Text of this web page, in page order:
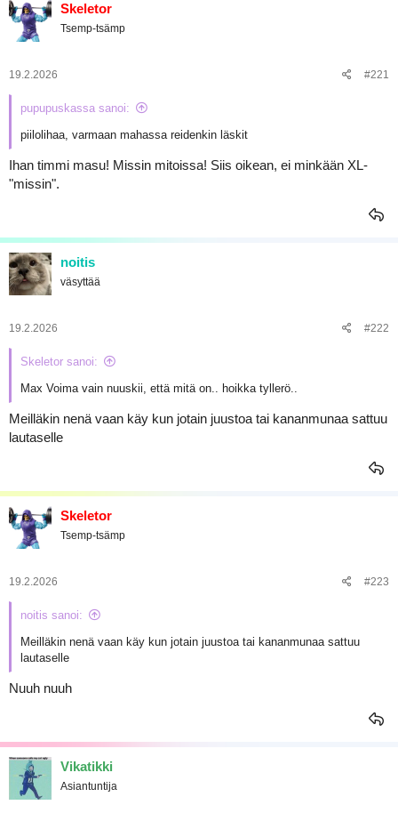
Skeletor
Tsemp-tsämp
19.2.2026 #221
pupupuskassa sanoi:
piilolihaa, varmaan mahassa reidenkin läskit
Ihan timmi masu! Missin mitoissa! Siis oikean, ei minkään XL-
"missin".
noitis
väsyttää
19.2.2026 #222
Skeletor sanoi:
Max Voima vain nuuskii, että mitä on.. hoikka tyllerö..
Meilläkin nenä vaan käy kun jotain juustoa tai kananmunaa sattuu
lautaselle
Skeletor
Tsemp-tsämp
19.2.2026 #223
noitis sanoi:
Meilläkin nenä vaan käy kun jotain juustoa tai kananmunaa sattuu
lautaselle
Nuuh nuuh
Vikatikki
Asiantuntija